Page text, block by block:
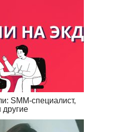
SMM-специалист,
другие